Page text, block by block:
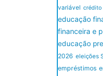
variável crédito
educação
financeira e
educação
2026 eleições
empréstimos